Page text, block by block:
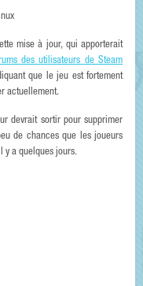
mise à jour, qui apporterait
des utilisateurs de Steam
que le jeu est fortement
actuellement.
devrait sortir pour supprimer
de chances que les joueurs
y a quelques jours.